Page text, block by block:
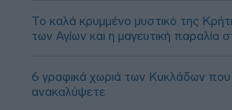
Το καλά κρυμμένο μυστικό της
των Αγίων και η μαγευτική παραλία
6 γραφικά χωριά των Κυκλάδων που
ανακαλύψετε